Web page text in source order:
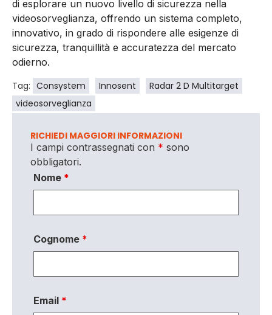
di esplorare un nuovo livello di sicurezza nella
videosorveglianza, offrendo un sistema completo,
innovativo, in grado di rispondere alle esigenze di
sicurezza, tranquillità e accuratezza del mercato
odierno.
Tag: Consystem Innosent
Radar 2 D Multitarget
videosorveglianza
RICHIEDI MAGGIORI INFORMAZIONI
I campi contrassegnati con * sono
obbligatori.
Nome *
Cognome *
Email *